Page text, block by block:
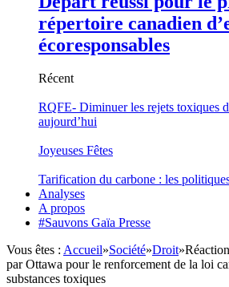
répertoire canadien
écoresponsables
Récent
RQFE- Diminuer les rejets toxiques
aujourd’hui
Joyeuses Fêtes
Tarification du carbone : les
Analyses
A propos
#Sauvons Gaïa Presse
Vous êtes : Accueil»Société»Droit»
par Ottawa pour le renforcement de la loi
substances toxiques